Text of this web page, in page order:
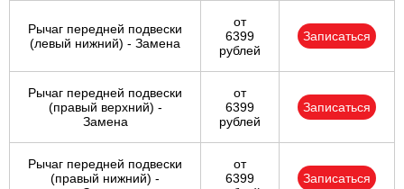
Рычаг передней подвески
(левый нижний) - Замена
от
6399
рублей
Записаться
Рычаг передней подвески
(правый верхний) -
Замена
от
6399
рублей
Записаться
Рычаг передней подвески
(правый нижний) -
от
6399
Записаться